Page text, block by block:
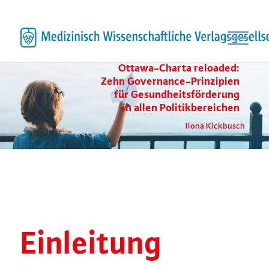
Ottawa-Charta reloaded:
Zehn Governance-Prinzipien
für Gesundheitsförderung
in allen Politikbereichen
Ilona Kickbusch
Einleitung